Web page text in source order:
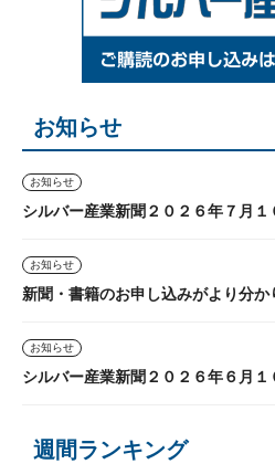
お知らせ
お知らせ
シルバー産業新聞２０２６年７月１
お知らせ
新聞・書籍のお申し込みがより分か
お知らせ
シルバー産業新聞２０２６年６月１
週間ランキング